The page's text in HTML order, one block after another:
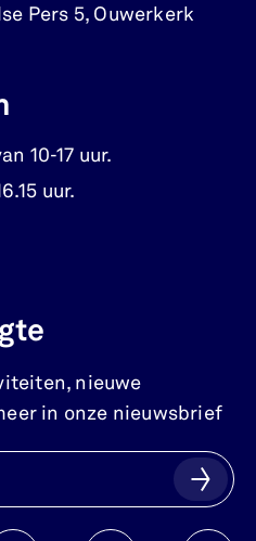
Pers 5, Ouwerkerk
10-17 uur.
uur.
nieuwe
in onze nieuwsbrief